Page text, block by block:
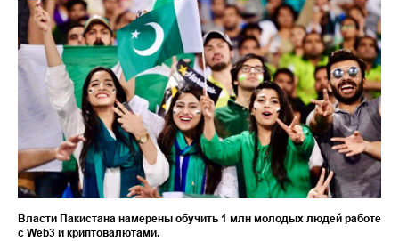
Власти Пакистана намерены обучить 1 млн молодых людей работе
с Web3 и криптовалютами.